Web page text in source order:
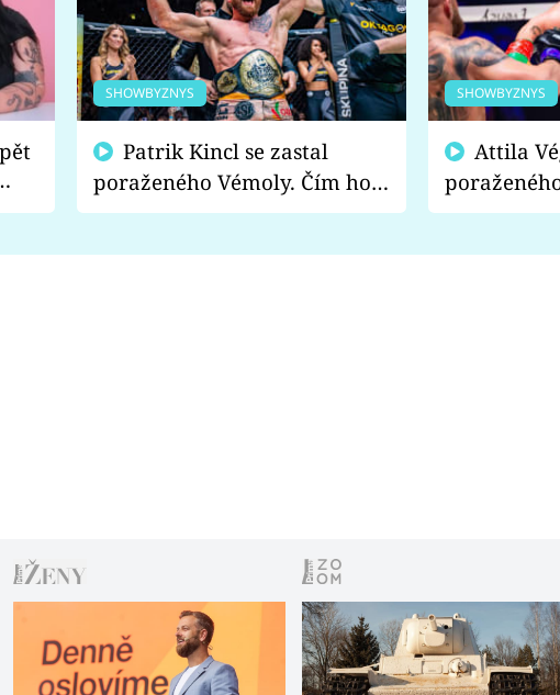
SHOWBYZNYS
poraženého Vémoly. Čím ho
fanoušci naštvali?
SHOWBYZNYS
chce raději